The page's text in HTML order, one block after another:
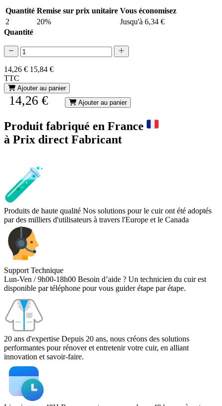
Quantité Remise sur prix unitaire Vous économisez
2
20%
Jusqu'à 6,34 €
Quantité
14,26 € 15,84 €
TTC
Ajouter au panier
14,26 € Ajouter au panier
Produit fabriqué en France
à Prix direct Fabricant
Produits de haute qualité Nos solutions pour le cuir ont été adoptés
par des milliers d'utilisateurs à travers l'Europe et le Canada
Support Technique
Lun-Ven / 9h00-18h00 Besoin d’aide ? Un technicien du cuir est
disponible par téléphone pour vous guider étape par étape.
20 ans d'expertise Depuis 20 ans, nous créons des solutions
performantes pour rénover et entretenir votre cuir, en alliant
innovation et savoir-faire.